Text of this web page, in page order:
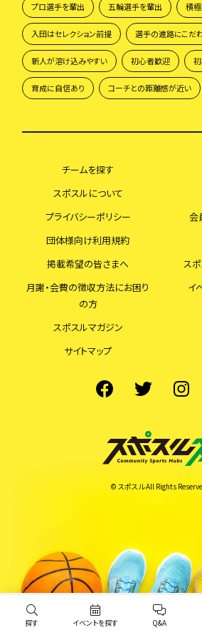
プロ選手を輩出 五輪選手を輩出 積
入団はセレクション前提 選手の進路にこだ
新人が溶け込みやすい 初心者歓迎
育成に自信あり コーチとの距離感が近い
© スポスル All Rights
チームを探す
スポスルについて
プライバシーポリシー
会
団体様向け利用規約
掲載希望の皆さまへ
ス
月謝・会費の徴収方法にお困り
の方
イ
スポスルマガジン
サイトマップ
探す イベントを探す Q&A